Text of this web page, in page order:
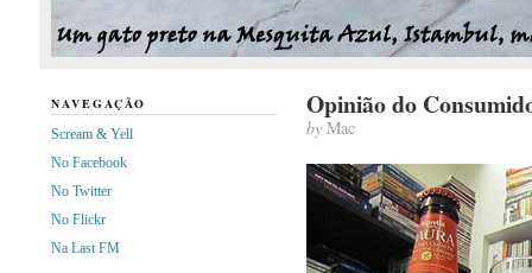
Opinião do
byMac
NAVEGAÇÃO
Scream & Yell
No Facebook
No Twitter
No Flickr
Na Last FM